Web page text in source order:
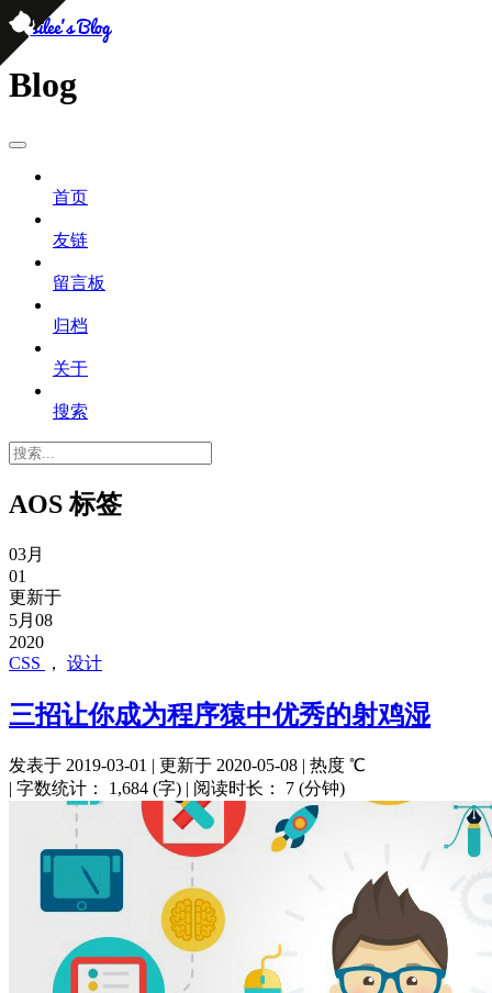
persilee's Blog
Blog
首页
友链
留言板
归档
关于
搜索
AOS标签
03月
01
更新于
5月08
2020
CSS
， 设计
三招让你成为程序猿中优秀的射鸡湿
发表于 2019-03-01 | 更新于 2020-05-08 | 热度 ℃
| 字数统计： 1,684 (字) | 阅读时长： 7 (分钟)